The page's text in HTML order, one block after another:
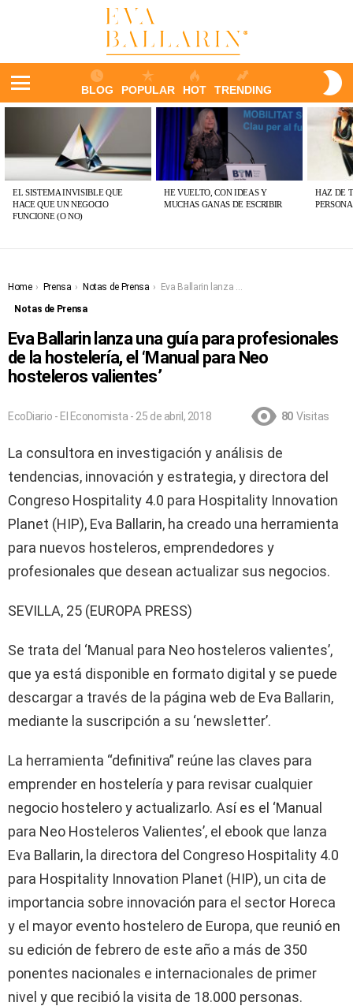
BLOG POPULAR HOT TRENDING
PUBLICACIONES
EL SISTEMA INVISIBLE QUE
HACE QUE UN NEGOCIO
FUNCIONE (O NO)
HE VUELTO, CON IDEAS Y
MUCHAS GANAS DE ESCRIBIR
HAZ DE
You are here:
Home Prensa Notas de Prensa
Eva Ballarin lanza una guía para profesionales de la hostelería, el ‘Manual para Neo hosteleros valientes’
Notas de Prensa
Eva Ballarin lanza una guía para profesionales
de la hostelería, el ‘Manual para Neo
hosteleros valientes’
EcoDiario - El Economista - 25 de abril, 2018 80 Visitas
La consultora en investigación y análisis de
tendencias, innovación y estrategia, y directora del
Congreso Hospitality 4.0 para Hospitality Innovation
Planet (HIP), Eva Ballarin, ha creado una herramienta
para nuevos hosteleros, emprendedores y
profesionales que desean actualizar sus negocios.
SEVILLA, 25 (EUROPA PRESS)
Se trata del ‘Manual para Neo hosteleros valientes’,
que ya está disponible en formato digital y se puede
descargar a través de la página web de Eva Ballarin,
mediante la suscripción a su ‘newsletter’.
La herramienta “definitiva” reúne las claves para
emprender en hostelería y para revisar cualquier
negocio hostelero y actualizarlo. Así es el ‘Manual
para Neo Hosteleros Valientes’, el ebook que lanza
Eva Ballarin, la directora del Congreso Hospitality 4.0
para Hospitality Innovation Planet (HIP), un cita de
importancia sobre innovación para el sector Horeca
y el mayor evento hostelero de Europa, que reunió en
su edición de febrero de este año a más de 350
ponentes nacionales e internacionales de primer
nivel y que recibió la visita de 18.000 personas.